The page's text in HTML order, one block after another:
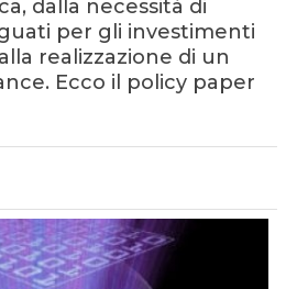
dalla necessità di
per gli investimenti
realizzazione di un
Ecco il policy paper